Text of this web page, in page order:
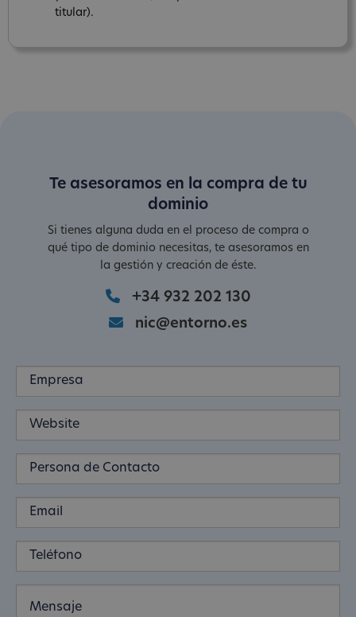
titular).
Te asesoramos en la compra de tu
dominio
Si tienes alguna duda en el proceso de compra o
qué tipo de dominio necesitas, te asesoramos en
la gestión y creación de éste.
+34 932 202 130
nic@entorno.es